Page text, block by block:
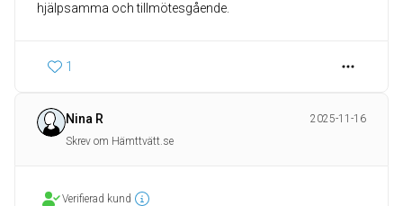
hjälpsamma och tillmötesgående.
1
Nina R
2025-11-16
Skrev om Hämttvätt.se
Verifierad kund